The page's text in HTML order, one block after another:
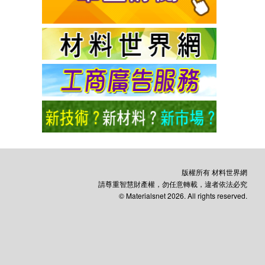
版權所有 材料世界網
請尊重智慧財產權，勿任意轉載，違者依法必究
© Materialsnet 2026. All rights reserved.